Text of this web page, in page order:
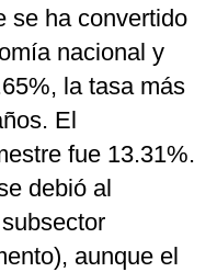
se ha convertido
nacional y
la tasa más
El
fue 13.31%.
debió al
aunque el